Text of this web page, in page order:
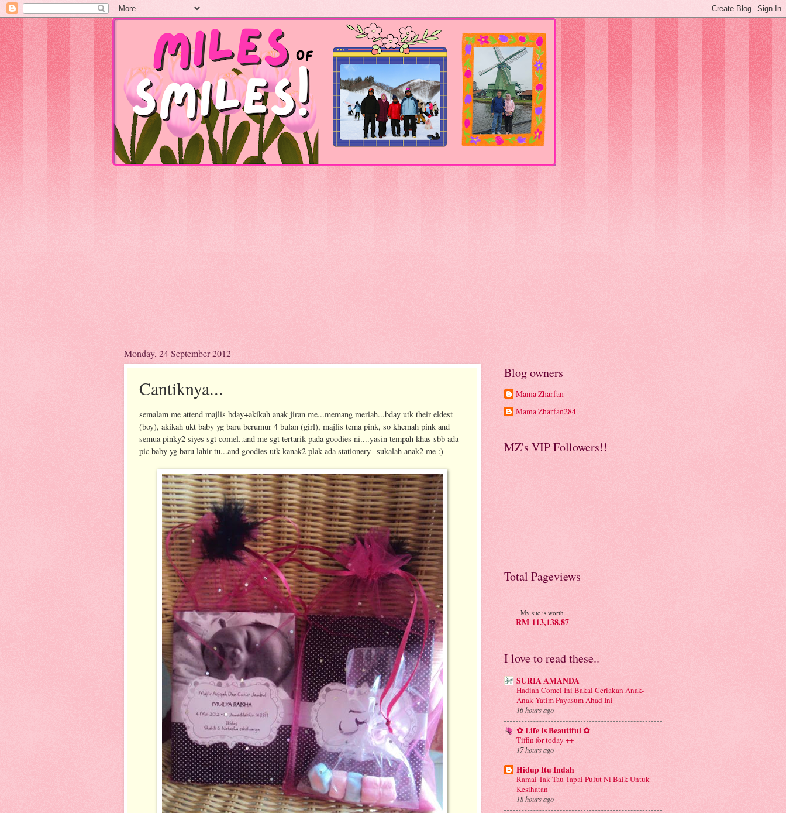
Monday, 24 September 2012
Cantiknya...
semalam me attend majlis bday+akikah anak jiran me...memang meriah...bday utk their eldest
(boy), akikah ukt baby yg baru berumur 4 bulan (girl), majlis tema pink, so khemah pink and
semua pinky2 siyes sgt comel..and me sgt tertarik pada goodies ni....yasin tempah khas sbb ada
pic baby yg baru lahir tu...and goodies utk kanak2 plak ada stationery--sukalah anak2 me :)
Blog owners
Mama Zharfan
Mama Zharfan284
MZ's VIP Followers!!
Total Pageviews
My site is worth
RM 113,138.87
I love to read these..
SURIA AMANDA
Hadiah Comel Ini Bakal Ceriakan Anak-
Anak Yatim Payasum Ahad Ini
16 hours ago
✿ Life Is Beautiful ✿
Tiffin for today ++
17 hours ago
Hidup Itu Indah
Ramai Tak Tau Tapai Pulut Ni Baik Untuk
Kesihatan
18 hours ago